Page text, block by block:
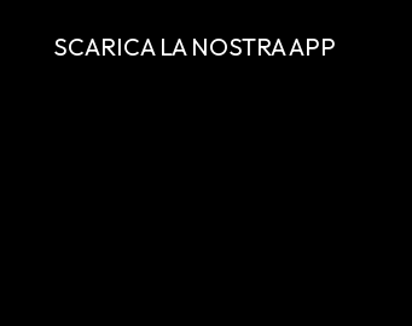
SCARICA LA NOSTRA APP